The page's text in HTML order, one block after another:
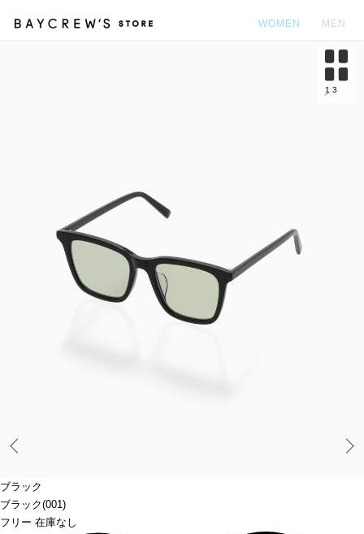
WOMEN MEN
ブラック
ブラック(001)
フリー 在庫なし
1 3